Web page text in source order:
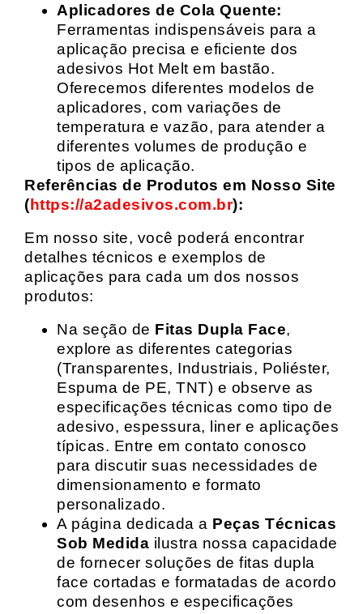
Aplicadores de Cola Quente:
Ferramentas indispensáveis para a
aplicação precisa e eficiente dos
adesivos Hot Melt em bastão.
Oferecemos diferentes modelos de
aplicadores, com variações de
temperatura e vazão, para atender a
diferentes volumes de produção e
tipos de aplicação.
Referências de Produtos em Nosso Site
(https://a2adesivos.com.br):
Em nosso site, você poderá encontrar
detalhes técnicos e exemplos de
aplicações para cada um dos nossos
produtos:
Na seção de Fitas Dupla Face,
explore as diferentes categorias
(Transparentes, Industriais, Poliéster,
Espuma de PE, TNT) e observe as
especificações técnicas como tipo de
adesivo, espessura, liner e aplicações
típicas. Entre em contato conosco
para discutir suas necessidades de
dimensionamento e formato
personalizado.
A página dedicada a Peças Técnicas
Sob Medida ilustra nossa capacidade
de fornecer soluções de fitas dupla
face cortadas e formatadas de acordo
com desenhos e especificações